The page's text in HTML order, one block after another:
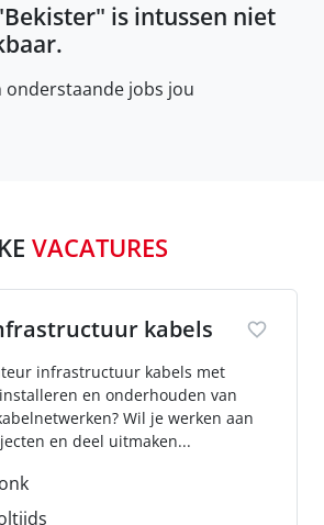
Bekister" is intussen niet
onderstaande jobs jou
VACATURES
kabels
infrastructuur kabels met
en onderhouden van
Wil je werken aan
en deel uitmaken...